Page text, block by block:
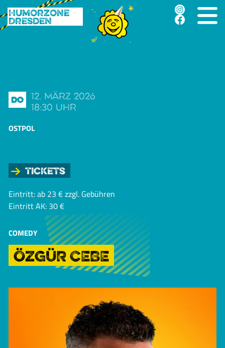
Humorzone
Dresden
Do
12. März 2026
18:30 Uhr
OSTPOL
Tickets
Eintritt: ab 23 € zzgl. Gebühren
Eintritt AK: 30 €
COMEDY
ÖZGÜR CEBE